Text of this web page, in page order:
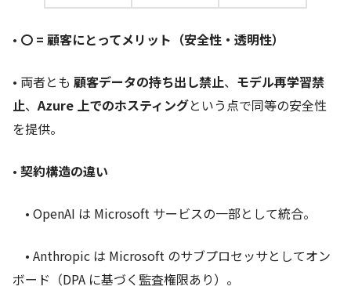
• 〇 = 顧客にとってメリット（安全性・透明性）
• 両者とも 顧客データの持ち出し禁止、 モデル再学習禁
止、 Azure 上でのホスティングという点で同等の安全性
を提供。
• 契約構造の違い
• OpenAI は Microsoft サービスの一部として統合。
• Anthropic は Microsoft のサブプロセッサとしてオン
ボード（DPA に基づく監査権限あり）。